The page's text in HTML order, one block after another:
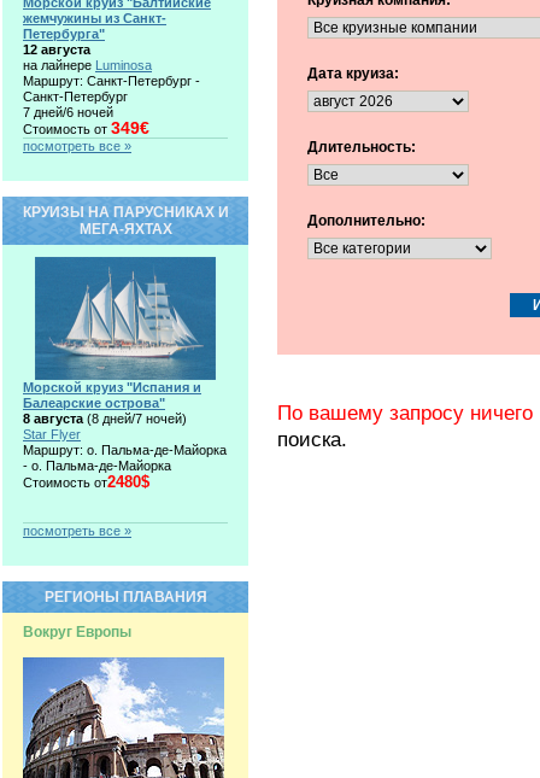
Дата круиза:
Длительность:
Дополнительно:
По вашему запросу ничего
поиска.
жемчужины из Санкт-
Петербурга"
12 августа
на лайнере Luminosa
Маршрут: Санкт-Петербург -
Санкт-Петербург
7 дней/6 ночей
Стоимость от 349€
посмотреть все »
КРУИЗЫ НА ПАРУСНИКАХ И
МЕГА-ЯХТАХ
Морской круиз "Испания и
Балеарские острова"
8 августа (8 дней/7 ночей)
Star Flyer
Маршрут: о. Пальма-де-Майорка
- о. Пальма-де-Майорка
Стоимость от2480$
посмотреть все »
РЕГИОНЫ ПЛАВАНИЯ
Вокруг Европы